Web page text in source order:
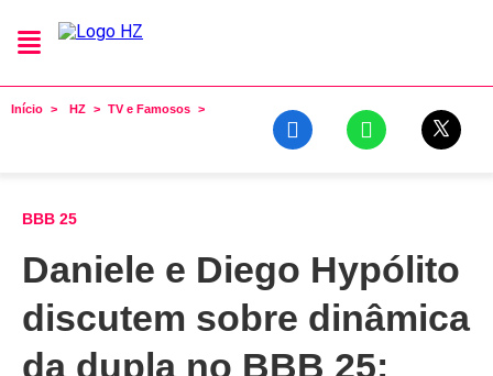
Início HZ TV e Famosos
BBB 25
Daniele e Diego Hypólito
discutem sobre dinâmica
da dupla no BBB 25: